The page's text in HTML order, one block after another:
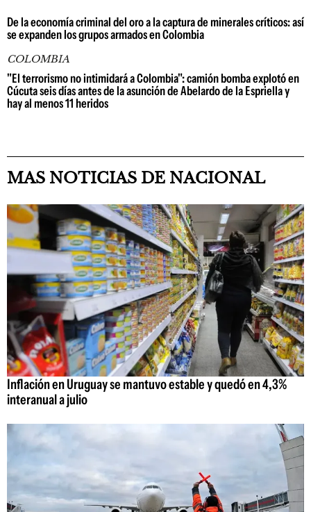
De la economía criminal del oro a la captura de minerales críticos: así
se expanden los grupos armados en Colombia
COLOMBIA
"El terrorismo no intimidará a Colombia": camión bomba explotó en
Cúcuta seis días antes de la asunción de Abelardo de la Espriella y
hay al menos 11 heridos
MAS NOTICIAS DE NACIONAL
Inflación en Uruguay se mantuvo estable y quedó en 4,3%
interanual a julio